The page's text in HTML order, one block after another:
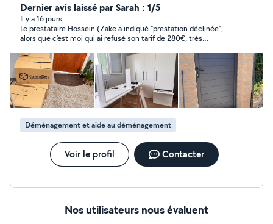
bain -Divers bricolage
Dernier avis laissé par Sarah : 1/5
Il y a 16 jours
Le prestataire Hossein (Zake a indiqué “prestation déclinée”,
alors que c’est moi qui ai refusé son tarif de 280€, très
d'une chambre universitaire de 18m2 avec un volume de 5 à 7
m3, sur une distance de 2.8 km, à 2 stations de tram, d une
durée de 8 a 10 minutes. Je précise que je n'ai ni literie, ni
sommier, ni matelas, ni cuisinière, ni machine à laver, aucun
meuble lourd ou massif. Les professionnels déclarés avec
assurance, facture, garantie mont demandé entre 120 et150 €
Je préfère le préciser pour éviter toute confusion dans les avis.
Déménagement et aide au déménagement
Voir le profil Contacter
Nos utilisateurs nous évaluent